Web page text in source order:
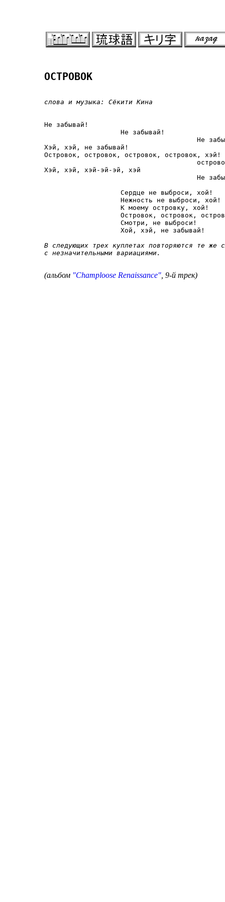
ОСТРОВОК
слова и музыка: Сёкити Кина
Не забывай!
                   Не забывай!
Не
Хэй, хэй, не забывай!
Островок, островок, островок, островок, хэй!
Хэй, хэй, хэй-эй-эй, хэй
Не
                   Сердце не выброси, хой!
                   Нежность не выброси, хой!
                   К моему островку, хой!
Островок, островок,
                   Смотри, не выброси!
                   Хой, хэй, не забывай!
В следующих трех куплетах повторяются те же
с незначительными вариациями.
(альбом "Champloose Renaissance" , 9-й трек)